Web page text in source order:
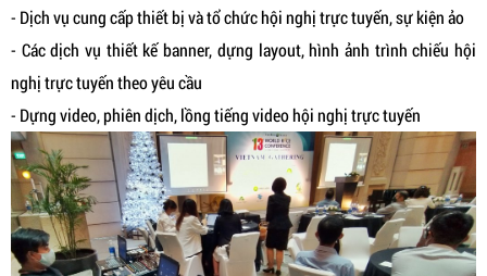
- Dịch vụ cung cấp thiết bị và tổ chức hội nghị trực tuyến, sự kiện ảo
- Các dịch vụ thiết kế banner, dựng layout, hình ảnh trình chiếu hội
nghị trực tuyến theo yêu cầu
- Dựng video, phiên dịch, lồng tiếng video hội nghị trực tuyến